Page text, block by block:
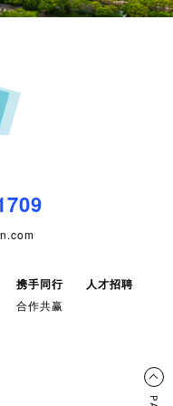
携手同行
合作共赢
人才招聘